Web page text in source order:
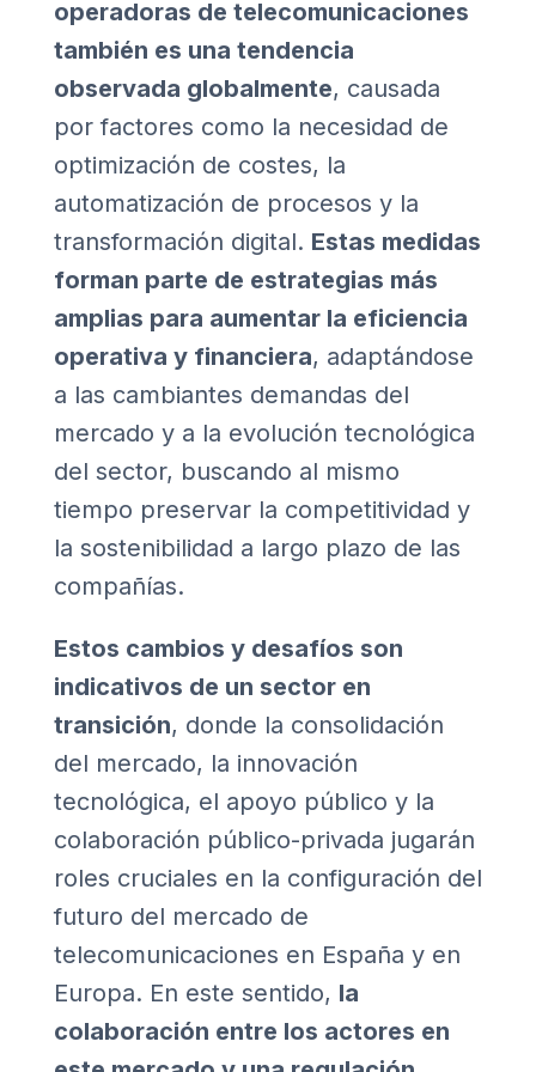
operadoras de telecomunicaciones
también es una tendencia
observada globalmente, causada
por factores como la necesidad de
optimización de costes, la
automatización de procesos y la
transformación digital. Estas medidas
forman parte de estrategias más
amplias para aumentar la eficiencia
operativa y financiera, adaptándose
a las cambiantes demandas del
mercado y a la evolución tecnológica
del sector, buscando al mismo
tiempo preservar la competitividad y
la sostenibilidad a largo plazo de las
compañías.
Estos cambios y desafíos son
indicativos de un sector en
transición, donde la consolidación
del mercado, la innovación
tecnológica, el apoyo público y la
colaboración público-privada jugarán
roles cruciales en la configuración del
futuro del mercado de
telecomunicaciones en España y en
Europa. En este sentido, la
colaboración entre los actores en